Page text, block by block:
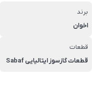
برند
اخوان
قطعات
قطعات گازسوز ایتالیایی Sabaf